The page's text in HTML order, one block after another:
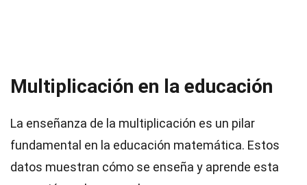
Multiplicación en la educación
La enseñanza de la multiplicación es un pilar
fundamental en la educación matemática. Estos
datos muestran cómo se enseña y aprende esta